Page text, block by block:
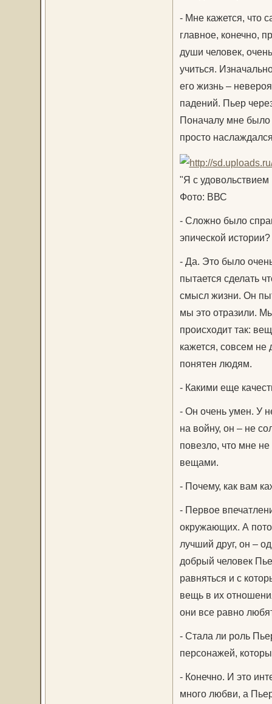
- Мне кажется, что
главное, конечно,
души человек,
учиться.
его жизнь –
падений. Пьер
Поначалу мне было
просто
"Я с удовольствием
Фото: ВВС
- Сложно было
эпической истории?
- Да. Это было
пытается сделать
смысл жизни. Он
мы это отразили.
происходит так:
кажется, совсем не
понятен людям.
- Какими еще
- Он очень умен. У
на войну, он – не
повезло, что мне
вещами.
- Почему, как вам
- Первое
окружающих. А
лучший друг, он –
добрый человек
равняться и с
вещь в их
они все равно
- Стала ли роль
персонажей,
- Конечно. И это
много любви, а